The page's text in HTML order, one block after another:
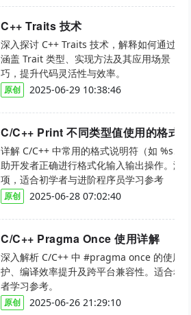
C++ Traits 技术
深入探讨 C++ Traits 技术，解释如何通过类
涵盖 Trait 类型、实现方法及其应用场景，
巧，提升代码灵活性与效率。
原创 2025-06-29 10:38:46
C/C++ Print 不同类型值使用的格式
详解 C/C++ 中常用的格式说明符（如 %s、
助开发者正确进行格式化输入输出操作。涵
项，适合初学者与进阶程序员学习参考
原创 2025-06-28 07:02:40
C/C++ Pragma Once 使用详解
深入解析 C/C++ 中 #pragma once 的使用
护、编译效率提升及跨平台兼容性。适合希
者学习参考。
原创 2025-06-26 21:29:10